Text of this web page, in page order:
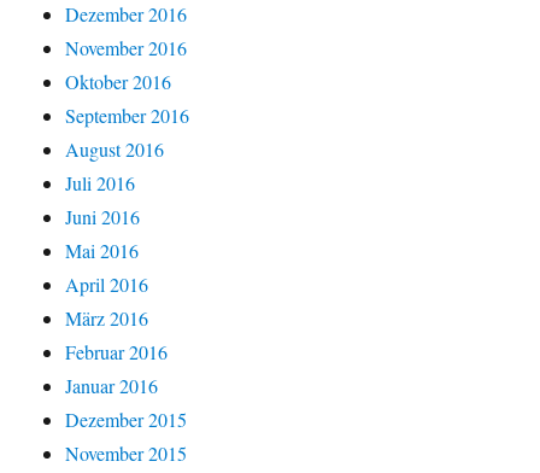
Dezember 2016
November 2016
Oktober 2016
September 2016
August 2016
Juli 2016
Juni 2016
Mai 2016
April 2016
März 2016
Februar 2016
Januar 2016
Dezember 2015
November 2015